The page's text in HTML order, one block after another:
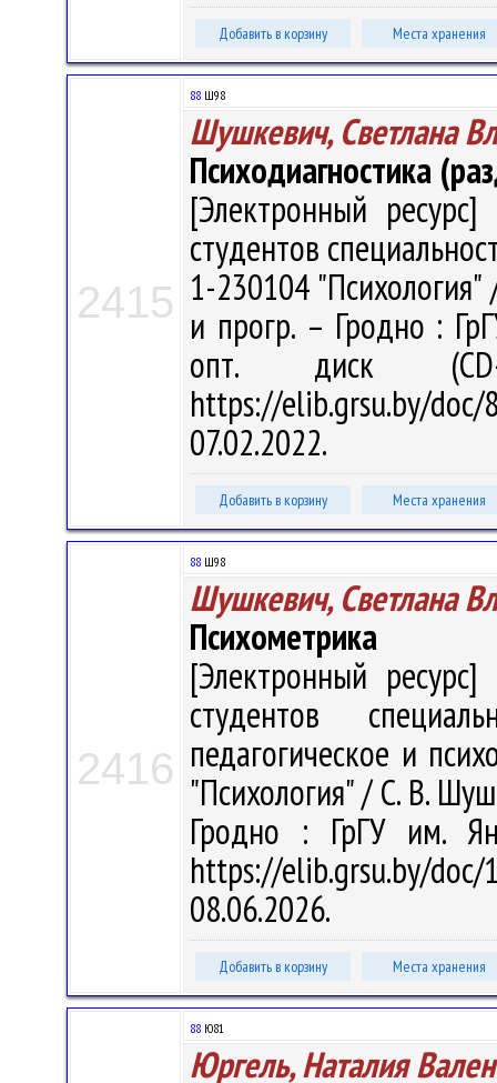
Добавить в корзину Места хранения
2415
88 Ш98
Шушкевич, Светлана
Психодиагностика
[Электронный
студентов
1-230104
и прогр. – Гродно :
опт. диск
https://elib.grsu.by/
07.02.2022.
Добавить в корзину Места хранения
2416
88 Ш98
Шушкевич, Светлана
Психометрика
[Электронный
студентов
педагогическое и
"Психология" / С. В.
Гродно : ГрГУ им.
https://elib.grsu.by/
08.06.2026.
Добавить в корзину Места хранения
88 Ю81
Юргель, Наталия